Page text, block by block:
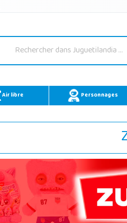
Air libre Personnages